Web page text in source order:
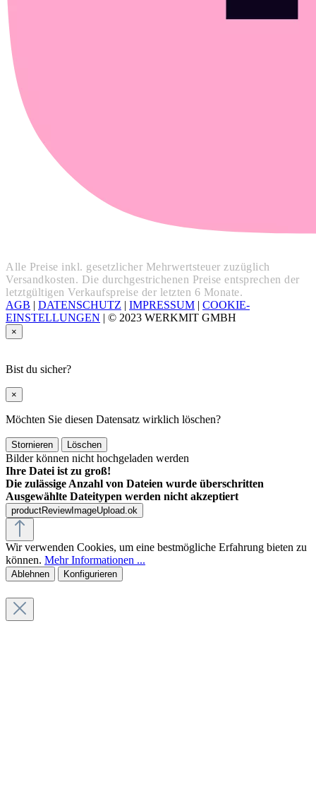
Alle Preise inkl. gesetzlicher Mehrwertsteuer zuzüglich
Versandkosten. Die durchgestrichenen Preise entsprechen der
letztgültigen Verkaufspreise der letzten 6 Monate.
AGB | DATENSCHUTZ | IMPRESSUM | COOKIE-
EINSTELLUNGEN | © 2023 WERKMIT GMBH
×
Bist du sicher?
×
Möchten Sie diesen Datensatz wirklich löschen?
Stornieren Löschen
Bilder können nicht hochgeladen werden
Ihre Datei ist zu groß!
Die zulässige Anzahl von Dateien wurde überschritten
Ausgewählte Dateitypen werden nicht akzeptiert
productReviewImageUpload.ok
Wir verwenden Cookies, um eine bestmögliche Erfahrung bieten zu
können. Mehr Informationen ...
Ablehnen Konfigurieren